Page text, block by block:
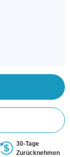
30-Tage
Zurücknehmen